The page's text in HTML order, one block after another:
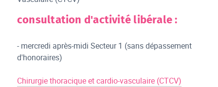
consultation d'activité libérale :
- mercredi après-midi Secteur 1 (sans dépassement
d'honoraires)
Chirurgie thoracique et cardio-vasculaire (CTCV)